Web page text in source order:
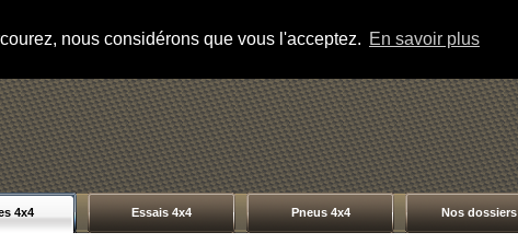
nous considérons que vous l'acceptez. En savoir plus
4x4 Essais 4x4 Pneus 4x4 Nos dossiers